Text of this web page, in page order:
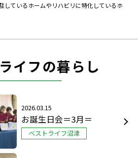
ているホームやリハビリに特化しているホ
イフの暮らし
2026.03.15
お誕生日会＝3月＝
ベストライフ沼津